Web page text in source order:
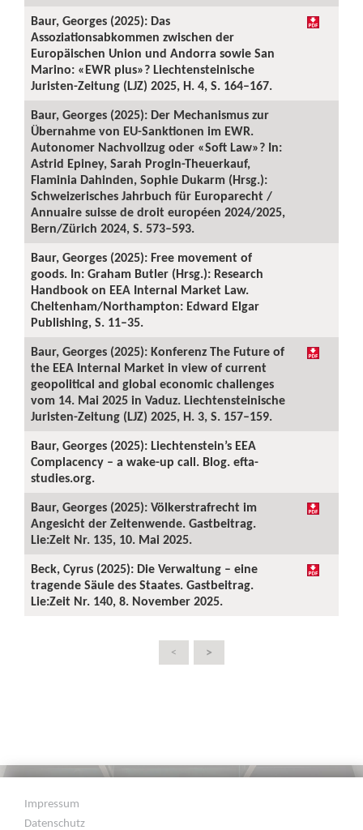
Baur, Georges (2025): Das
Assoziationsabkommen zwischen der
Europäischen Union und Andorra sowie San
Marino: «EWR plus»? Liechtensteinische
Juristen-Zeitung (LJZ) 2025, H. 4, S. 164–167.
Baur, Georges (2025): Der Mechanismus zur
Übernahme von EU-Sanktionen im EWR.
Autonomer Nachvollzug oder «Soft Law»? In:
Astrid Epiney, Sarah Progin-Theuerkauf,
Flaminia Dahinden, Sophie Dukarm (Hrsg.):
Schweizerisches Jahrbuch für Europarecht /
Annuaire suisse de droit européen 2024/2025,
Bern/Zürich 2024, S. 573–593.
Baur, Georges (2025): Free movement of
goods. In: Graham Butler (Hrsg.): Research
Handbook on EEA Internal Market Law.
Cheltenham/Northampton: Edward Elgar
Publishing, S. 11–35.
Baur, Georges (2025): Konferenz The Future of
the EEA Internal Market in view of current
geopolitical and global economic challenges
vom 14. Mai 2025 in Vaduz. Liechtensteinische
Juristen-Zeitung (LJZ) 2025, H. 3, S. 157–159.
Baur, Georges (2025): Liechtenstein’s EEA
Complacency – a wake-up call. Blog. efta-
studies.org.
Baur, Georges (2025): Völkerstrafrecht im
Angesicht der Zeitenwende. Gastbeitrag.
Lie:Zeit Nr. 135, 10. Mai 2025.
Beck, Cyrus (2025): Die Verwaltung – eine
tragende Säule des Staates. Gastbeitrag.
Lie:Zeit Nr. 140, 8. November 2025.
< >
Impressum
Datenschutz